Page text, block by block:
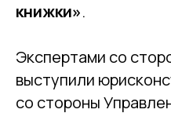
книжки».
Экспертами со
выступили
со стороны